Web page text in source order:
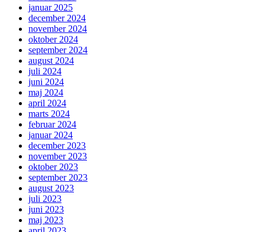
januar 2025
december 2024
november 2024
oktober 2024
september 2024
august 2024
juli 2024
juni 2024
maj 2024
april 2024
marts 2024
februar 2024
januar 2024
december 2023
november 2023
oktober 2023
september 2023
august 2023
juli 2023
juni 2023
maj 2023